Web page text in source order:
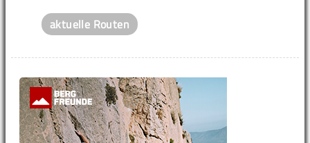
aktuelle Routen